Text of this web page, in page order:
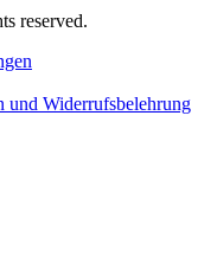
reserved.
und Widerrufsbelehrung